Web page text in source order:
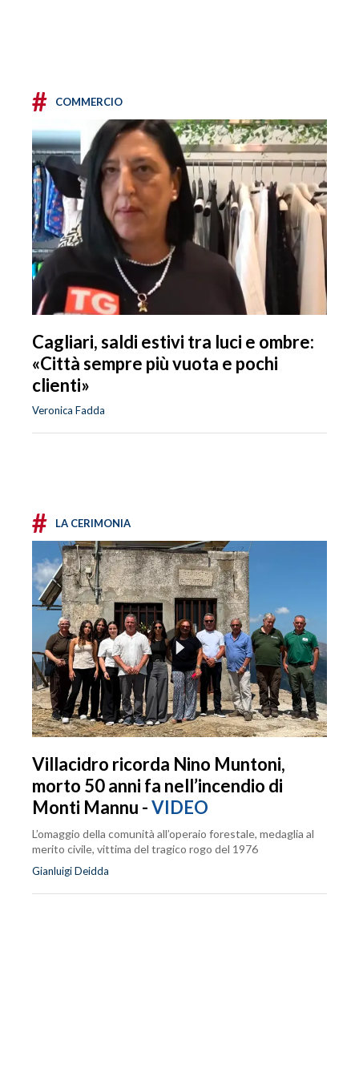
# COMMERCIO
Cagliari, saldi estivi tra luci e ombre:
«Città sempre più vuota e pochi
clienti»
Veronica Fadda
# LA CERIMONIA
Villacidro ricorda Nino Muntoni,
morto 50 anni fa nell’incendio di
Monti Mannu -VIDEO
L’omaggio della comunità all’operaio forestale, medaglia al
merito civile, vittima del tragico rogo del 1976
Gianluigi Deidda